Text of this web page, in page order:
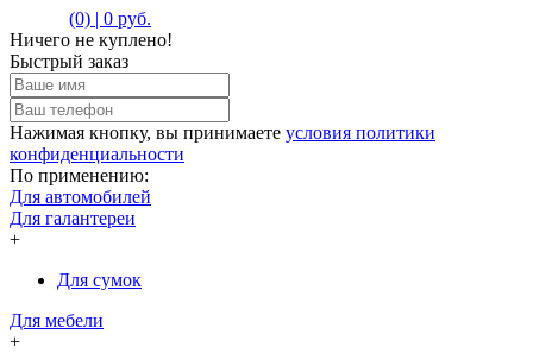
(0) | 0 руб.
Ничего не куплено!
Быстрый заказ
Нажимая кнопку, вы принимаете условия политики
конфиденциальности
По применению:
Для автомобилей
Для галантереи
+
Для сумок
Для мебели
+